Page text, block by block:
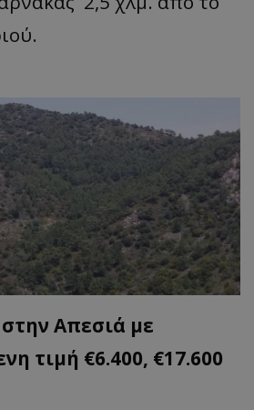
Απεσιά με
τιμή €6.400, €17.600